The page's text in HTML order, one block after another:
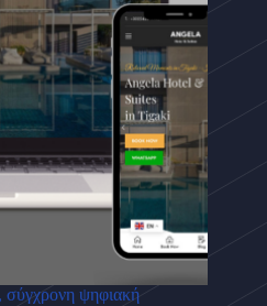
ψηφιακή